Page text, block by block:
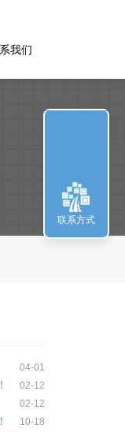
我们
04-01
02-12
02-12
10-18
联系方式